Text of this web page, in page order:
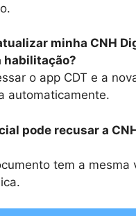
minha CNH
habilitação?
o app CDT e a
automaticamente.
pode recusar a
tem a mesma